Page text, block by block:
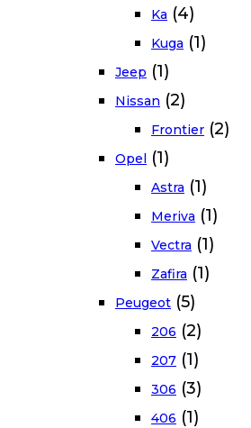
Ka (4)
Kuga (1)
Jeep (1)
Nissan (2)
Frontier (2)
Opel (1)
Astra (1)
Meriva (1)
Vectra (1)
Zafira (1)
Peugeot (5)
206 (2)
207 (1)
306 (3)
406 (1)